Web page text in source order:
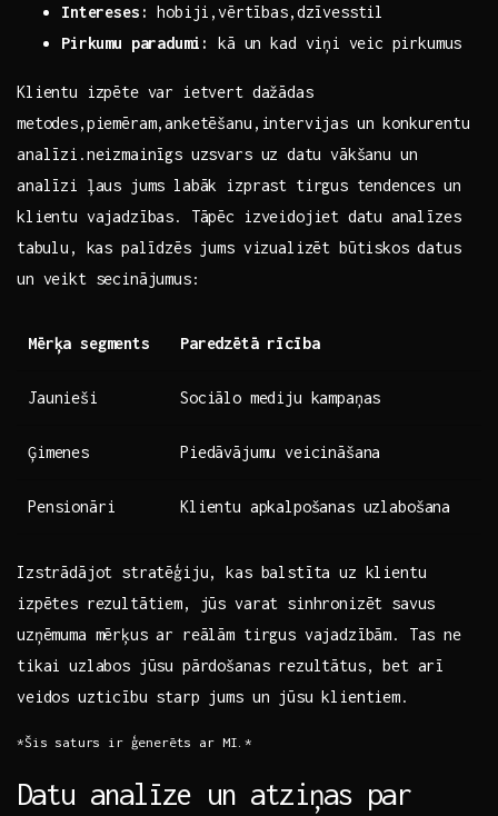
Intereses: hobiji,vērtības,dzīvesstil
Pirkumu ‍paradumi:
kā un kad viņi ⁣veic ⁢pirkumus
Klientu izpēte var ietvert dažādas
metodes,piemēram,anketēšanu,intervijas un konkurentu
analīzi.neizmainīgs uzsvars uz ⁤datu vākšanu ‌un
analīzi ļaus jums labāk izprast tirgus ⁢tendences ​un
klientu‌ vajadzības. ​Tāpēc izveidojiet⁤ datu ⁢analīzes
⁣tabulu, kas palīdzēs‌ jums vizualizēt būtiskos datus
un veikt secinājumus:
Mērķa segments Paredzētā rīcība
Jaunieši Sociālo mediju kampaņas
Ģimenes Piedāvājumu veicināšana
Pensionāri Klientu apkalpošanas uzlabošana
Izstrādājot stratēģiju, kas balstīta uz klientu
izpētes‍ rezultātiem, jūs varat sinhronizēt savus
uzņēmuma mērķus ar​ reālām tirgus vajadzībām. Tas ne
tikai uzlabos jūsu pārdošanas rezultātus, bet arī
veidos uzticību starp ‍jums un jūsu klientiem.
*Šis saturs ir ģenerēts ar‍ MI.*
Datu analīze un atziņas par